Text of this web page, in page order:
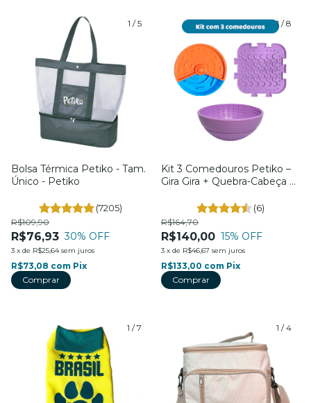
1 /5
Bolsa Térmica Petiko - Tam.
Único - Petiko
(7205)
R$76,93
R$109,90
30% OFF
3 x de R$25,64 sem juros
R$73,08 com Pix
1 /8
Kit 3 Comedouros Petiko –
Gira Gira + Quebra-Cabeça +
Gatos – Petiko
(6)
R$140,00
R$164,70
15% OFF
3 x de R$46,67 sem juros
R$133,00 com Pix
1 /7 1 /4